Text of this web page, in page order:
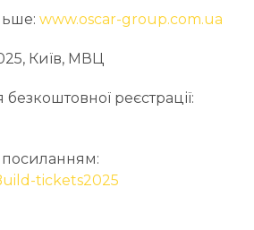
www.oscar-group.com.ua
Київ, МВЦ
реєстрації:
посиланням:
tickets2025